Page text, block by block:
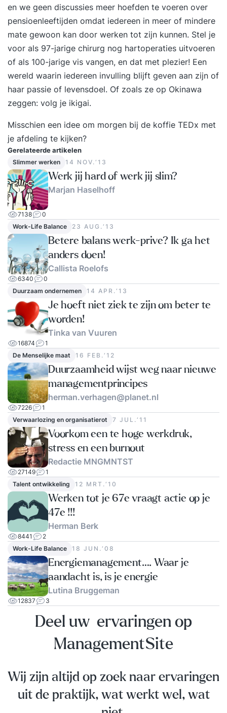
en we geen discussies meer hoefden te voeren over
pensioenleeftijden omdat iedereen in meer of mindere
mate gewoon kan door werken tot zijn kunnen. Stel je
voor als 97-jarige chirurg nog hartoperaties uitvoeren
of als 100-jarige vis vangen, en dat met plezier! Een
wereld waarin iedereen invulling blijft geven aan zijn of
haar passie of levensdoel. Of zoals ze op Okinawa
zeggen: volg je ikigai.
Misschien een idee om morgen bij de koffie TEDx met
je afdeling te kijken?
Gerelateerde artikelen
Slimmer werken 14 NOV.‘13
Werk jij hard of werk jij slim?
Marjan Haselhoff
7138
0
Work-Life Balance
23 AUG.‘13
Betere balans werk-prive? Ik ga het
anders doen!
Callista Roelofs
6340
0
Duurzaam ondernemen
14 APR.‘13
Je hoeft niet ziek te zijn om beter te
worden!
Tinka van Vuuren
16874
1
De Menselijke maat
16 FEB.‘12
Duurzaamheid wijst weg naar nieuwe
managementprincipes
herman.verhagen@planet.nl
7226
1
Verwaarlozing en organisatierot
7 JUL.‘11
Voorkom een te hoge werkdruk,
stress en een burnout
Redactie MNGMNTST
27149
1
Talent ontwikkeling
12 MRT.‘10
Werken tot je 67e vraagt actie op je
47e !!!
Herman Berk
8441
2
Work-Life Balance
18 JUN.‘08
Energiemanagement…. Waar je
aandacht is, is je energie
Lutina Bruggeman
12837 3
Deel uw ervaringen op
ManagementSite
Wij zijn altijd op zoek naar ervaringen
uit de praktijk, wat werkt wel, wat